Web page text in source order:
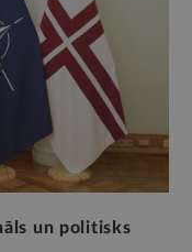
un politisks